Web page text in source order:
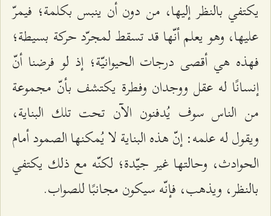
يكتفي بالنظر إليها، من دون أن ينبس بكلمة؛ فيمرّ
عليها، وهو يعلم أنّها قد تسقط لمجرّد حركة بسيطة؛
فهذه هي أقصى درجات الحيوانيّة؛ إذ لو فرضنا أنّ
إنسانًا له عقل ووجدان وفطرة يكتشف بأنّ مجموعة
من الناس سوف يُدفنون الآن تحت تلك البناية،
ويقول له علمه: إنّ هذه البناية لا يُمكنها الصمود أمام
الحوادث، وحالتها غير جيّدة؛ لكنّه مع ذلك يكتفي
بالنظر، ويذهب، فإنّه سيكون مجانبًا للصواب.